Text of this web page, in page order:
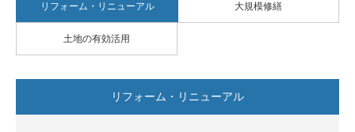
リフォーム・リニューアル 大規模修繕
土地の有効活用
リフォーム・リニューアル